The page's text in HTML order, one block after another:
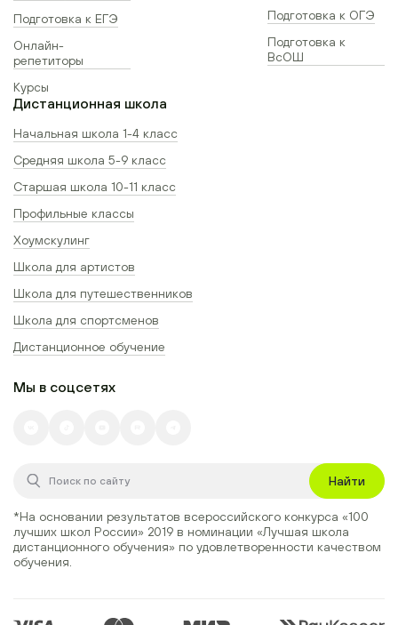
Подготовка к ЕГЭ
Онлайн-
репетиторы
Курсы
Подготовка к ОГЭ
Подготовка к
ВсОШ
Дистанционная школа
Начальная школа 1-4 класс
Средняя школа 5-9 класс
Старшая школа 10-11 класс
Профильные классы
Хоумскулинг
Школа для артистов
Школа для путешественников
Школа для спортсменов
Дистанционное обучение
Мы в соцсетях
Найти
*На основании результатов всероссийского конкурса «100
лучших школ России» 2019 в номинации «Лучшая школа
дистанционного обучения» по удовлетворенности качеством
обучения.